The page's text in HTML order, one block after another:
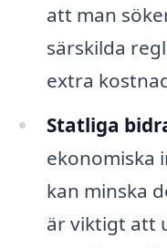
att man
särskilda
extra
Statliga
ekonomiska
kan minska
är viktigt att